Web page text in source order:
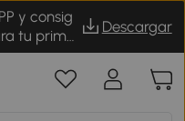
y consig
tu prime
Descargar